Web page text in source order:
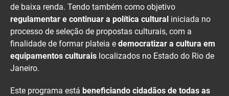
de baixa renda. Tendo também como objetivo
regulamentar e continuar a política cultural iniciada no
processo de seleção de propostas culturais, com a
finalidade de formar plateia e democratizar a cultura em
equipamentos culturais localizados no Estado do Rio de
Janeiro.
Este programa está beneficiando cidadãos de todas as